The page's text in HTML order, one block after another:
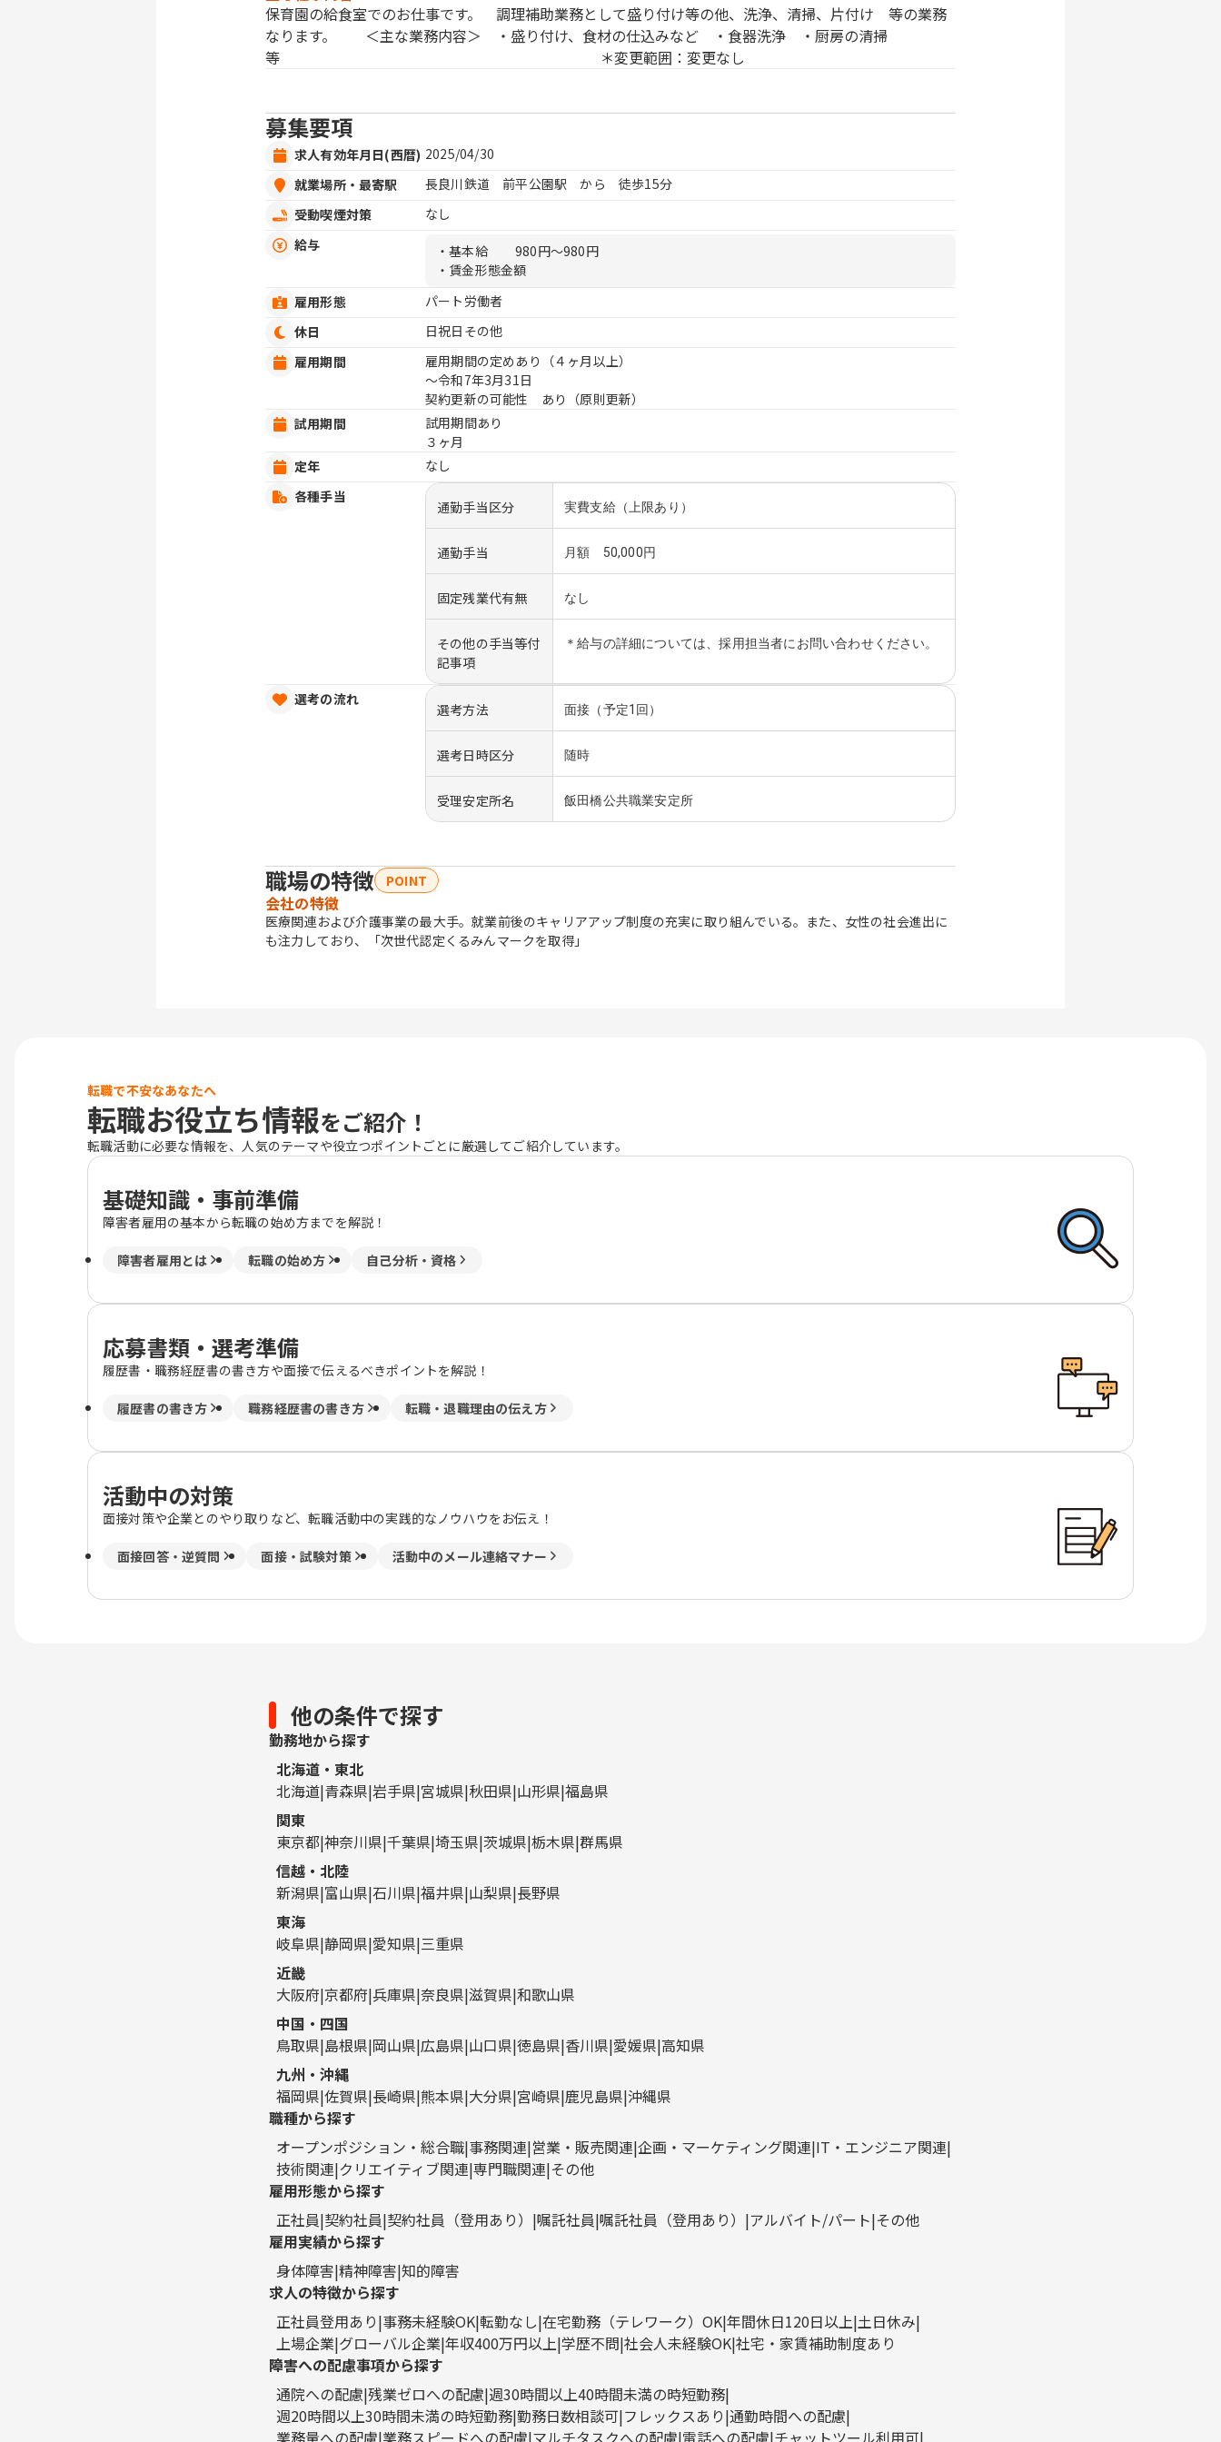
保育園の給食室でのお仕事です。 調理補助業務として盛り付け等の他、洗浄、清掃、片付け 等の業務
なります。 ＜主な業務内容＞ ・盛り付け、食材の仕込みなど ・食器洗浄 ・厨房の清掃
等 ＊変更範囲：変更なし
募集要項
求人有効年月日(西暦) 2025/04/30
就業場所・最寄駅
長良川鉄道 前平公園駅 から 徒歩15分
受動喫煙対策
なし
給与
・基本給
980円〜980円
・賃金形態金額
雇用形態
パート労働者
休日
日祝日その他
雇用期間
雇用期間の定めあり（４ヶ月以上）
〜令和7年3月31日
契約更新の可能性 あり（原則更新）
試用期間
試用期間あり
３ヶ月
定年
なし
各種手当
通勤手当区分 実費支給（上限あり）
通勤手当 月額 50,000円
固定残業代有無 なし
その他の手当等付
記事項
＊給与の詳細については、採用担当者にお問い合わせください。
選考の流れ
選考方法 面接（予定1回）
選考日時区分 随時
受理安定所名 飯田橋公共職業安定所
職場の特徴 POINT
会社の特徴
医療関連および介護事業の最大手。就業前後のキャリアアップ制度の充実に取り組んでいる。また、女性の社会進出に
も注力しており、「次世代認定くるみんマークを取得」
転職で不安なあなたへ
転職お役立ち情報をご紹介！
転職活動に必要な情報を、人気のテーマや役立つポイントごとに厳選してご紹介しています。
基礎知識・事前準備
障害者雇用の基本から転職の始め方までを解説！
障害者雇用とは 転職の始め方 自己分析・資格
応募書類・選考準備
履歴書・職務経歴書の書き方や面接で伝えるべきポイントを解説！
履歴書の書き方 職務経歴書の書き方 転職・退職理由の伝え方
活動中の対策
面接対策や企業とのやり取りなど、転職活動中の実践的なノウハウをお伝え！
面接回答・逆質問 面接・試験対策 活動中のメール連絡マナー
他の条件で探す
勤務地から探す
北海道・東北
北海道 青森県 岩手県 宮城県 秋田県 山形県 福島県
関東
東京都 神奈川県 千葉県 埼玉県 茨城県 栃木県 群馬県
信越・北陸
新潟県 富山県 石川県 福井県 山梨県 長野県
東海
岐阜県 静岡県 愛知県 三重県
近畿
大阪府 京都府 兵庫県 奈良県 滋賀県 和歌山県
中国・四国
鳥取県 島根県 岡山県 広島県 山口県 徳島県 香川県 愛媛県 高知県
九州・沖縄
福岡県 佐賀県 長崎県 熊本県 大分県 宮崎県 鹿児島県 沖縄県
職種から探す
オープンポジション・総合職 事務関連 営業・販売関連 企画・マーケティング関連 IT・エンジニア関連
技術関連 クリエイティブ関連 専門職関連 その他
雇用形態から探す
正社員 契約社員 契約社員（登用あり） 嘱託社員 嘱託社員（登用あり） アルバイト/パート その他
雇用実績から探す
身体障害 精神障害 知的障害
求人の特徴から探す
正社員登用あり 事務未経験OK 転勤なし 在宅勤務（テレワーク）OK 年間休日120日以上 土日休み
上場企業 グローバル企業 年収400万円以上 学歴不問 社会人未経験OK 社宅・家賃補助制度あり
障害への配慮事項から探す
通院への配慮 残業ゼロへの配慮 週30時間以上40時間未満の時短勤務
週20時間以上30時間未満の時短勤務 勤務日数相談可 フレックスあり 通勤時間への配慮
業務量への配慮 業務スピードへの配慮 マルチタスクへの配慮 電話への配慮 チャットツール利用可